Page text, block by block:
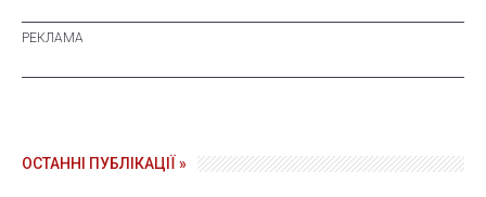
ОСТАННІ ПУБЛІКАЦІЇ »